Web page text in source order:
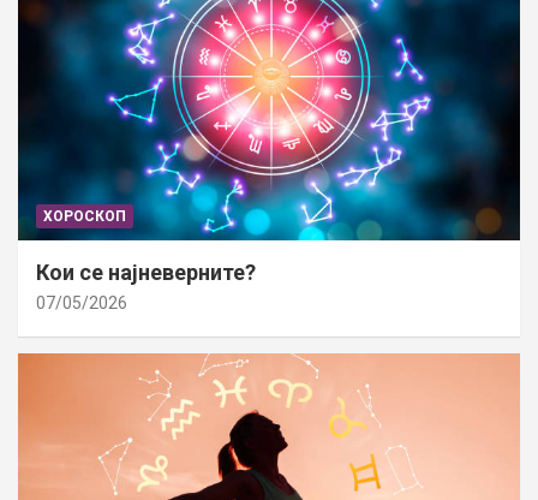
ХОРОСКОП
Кои се најневерните?
07/05/2026